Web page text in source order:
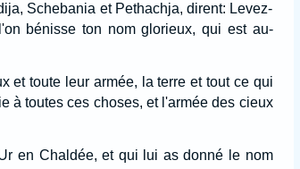
Schebania et Pethachja, dirent: Levez-
bénisse ton nom glorieux, qui est au-
et toute leur armée, la terre et tout ce qui
à toutes ces choses, et l'armée des cieux
en Chaldée, et qui lui as donné le nom